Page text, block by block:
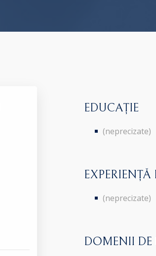
EDUCAȚIE
(neprecizate)
(neprecizate)
DOMENII DE